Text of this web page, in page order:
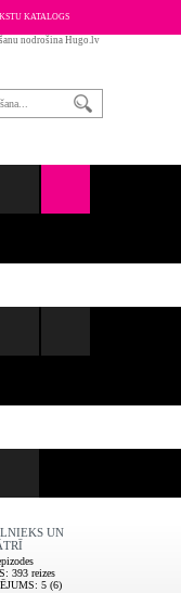
KATALOGS
nodrošina Hugo.lv
UN
: 393 reizes
: 5 (6)